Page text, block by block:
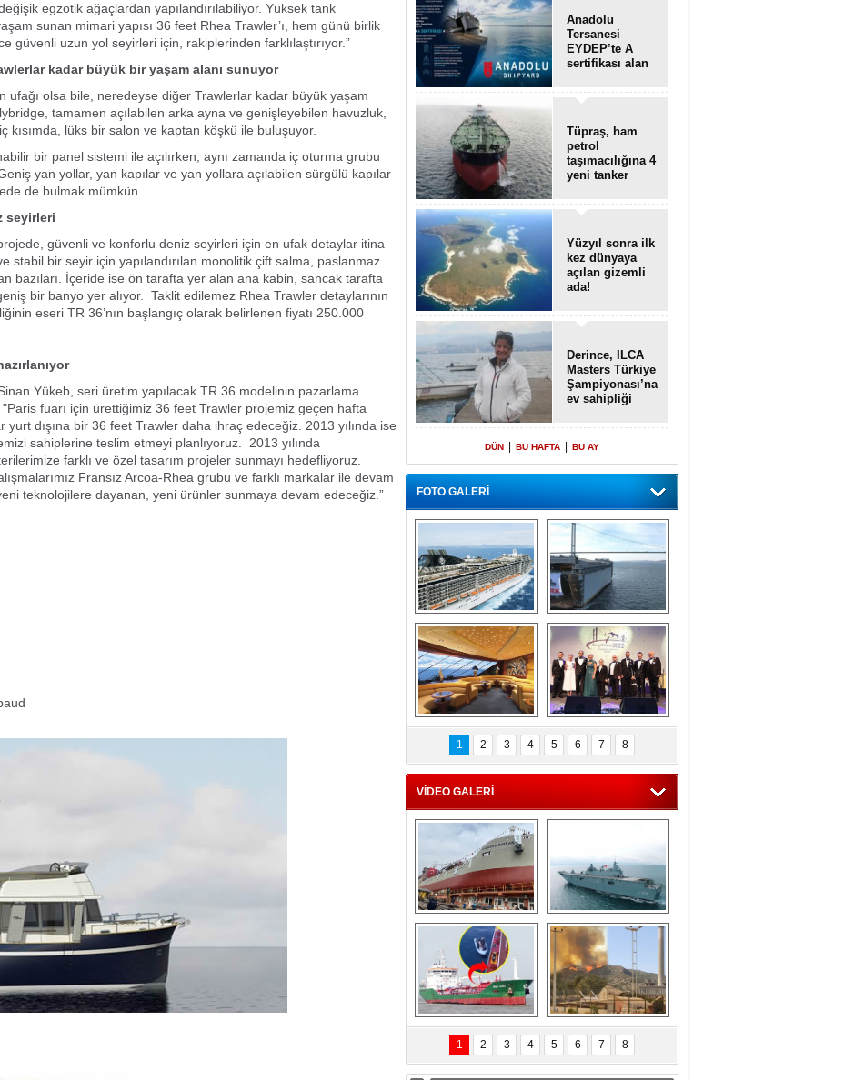
egzotik ağaçlardan yapılandırılabiliyor. Yüksek tank
sunan mimari yapısı 36 feet Rhea Trawler’ı, hem günü birlik
güvenli uzun yol seyirleri için, rakiplerinden farklılaştırıyor.”
kadar büyük bir yaşam alanı sunuyor
ufağı olsa bile, neredeyse diğer Trawlerlar kadar büyük yaşam
tamamen açılabilen arka ayna ve genişleyebilen havuzluk,
kısımda, lüks bir salon ve kaptan köşkü ile buluşuyor.
bir panel sistemi ile açılırken, aynı zamanda iç oturma grubu
yan yollar, yan kapılar ve yan yollara açılabilen sürgülü kapılar
de bulmak mümkün.
seyirleri
güvenli ve konforlu deniz seyirleri için en ufak detaylar itina
stabil bir seyir için yapılandırılan monolitik çift salma, paslanmaz
bazıları. İçeride ise ön tarafta yer alan ana kabin, sancak tarafta
bir banyo yer alıyor. Taklit edilemez Rhea Trawler detaylarının
eseri TR 36’nın başlangıç olarak belirlenen fiyatı 250.000
Yükeb, seri üretim yapılacak TR 36 modelinin pazarlama
fuarı için ürettiğimiz 36 feet Trawler projemiz geçen hafta
yurt dışına bir 36 feet Trawler daha ihraç edeceğiz. 2013 yılında ise
sahiplerine teslim etmeyi planlıyoruz. 2013 yılında
farklı ve özel tasarım projeler sunmayı hedefliyoruz.
Fransız Arcoa-Rhea grubu ve farklı markalar ile devam
teknolojilere dayanan, yeni ürünler sunmaya devam edeceğiz.”
Anadolu
Tersanesi
EYDEP’te A
sertifikası alan
Tüpraş, ham
petrol
taşımacılığına 4
yeni tanker
Yüzyıl sonra ilk
kez dünyaya
açılan gizemli
ada!
Derince, ILCA
Masters Türkiye
Şampiyonası’na
ev sahipliği
DÜN BU HAFTA BU AY
FOTO GALERİ
“Gemi içinde gemi”
konsepti ile MSC
Splendida
Dünyada tek!
Denizaltı yüzer
havuzu intikal
seyrine başladı
MSC'den 55 milyon
euroluk turizm geliri
müjdesi
5. Bosphorus Ship
Brokers Dinner,
İstanbul’da yapıldı
1 2 3 4 5 6 7 8
VİDEO GALERİ
Çeksan Tersanesi,
Başaran Bayrak
tankerini suya
indirdi
TCG Anadolu,
tersane teknik
seyrini tamamladı
Göçmenlerin
imdadına Türk
sahipli MINA DENIZ
yetişti
Milas’taki yangın
yeniden termik
santrallere doğru
ilerliyor
1 2 3 4 5 6 7 8